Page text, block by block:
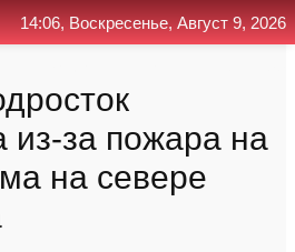
из-за пожара на
на севере
14:06, Воскресенье, Август 9, 2026